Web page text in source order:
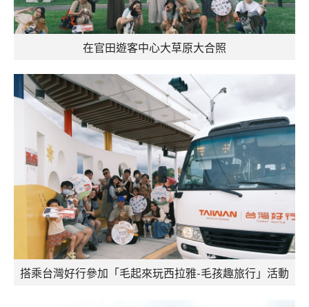
在官田遊客中心大草原大合照
搭乘台灣好行參加「毛起來玩西拉雅-毛孩趣旅行」活動